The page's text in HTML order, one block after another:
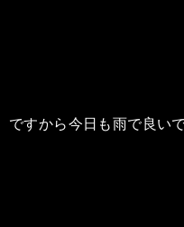
ですから今日も雨で良い